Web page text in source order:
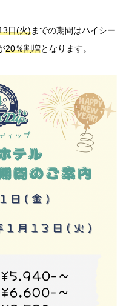
日(火)までの期間はハイシー
20％割増となります。